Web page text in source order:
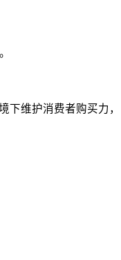
下维护消费者购买力，